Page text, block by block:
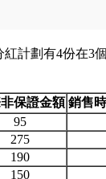
計劃有4份在3
保證金額 銷售
95
275
190
150